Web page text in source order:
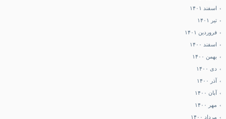
اسفند ۱۴۰۱
تیر ۱۴۰۱
فروردین ۱۴۰۱
اسفند ۱۴۰۰
بهمن ۱۴۰۰
دی ۱۴۰۰
آذر ۱۴۰۰
آبان ۱۴۰۰
مهر ۱۴۰۰
مرداد ۱۴۰۰